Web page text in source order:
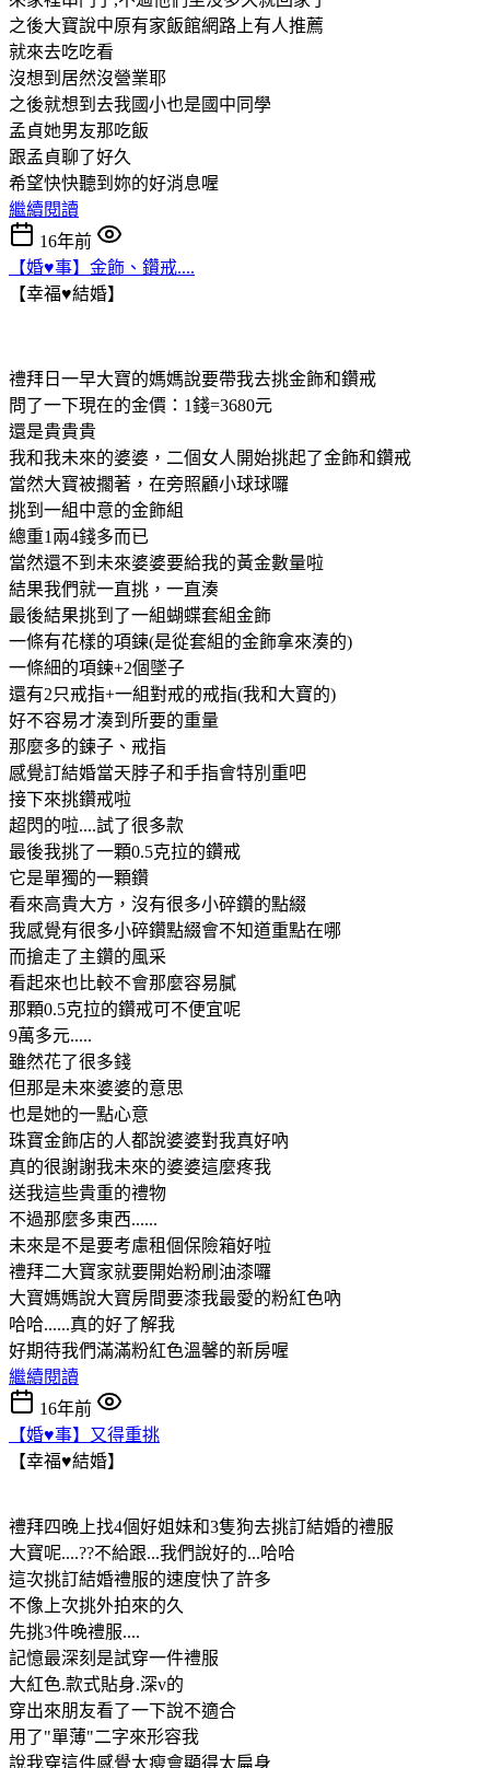
之後大寶說中原有家飯館網路上有人推薦
就來去吃吃看
沒想到居然沒營業耶
之後就想到去我國小也是國中同學
孟貞她男友那吃飯
跟孟貞聊了好久
希望快快聽到妳的好消息喔
繼續閱讀
16年前
【婚♥事】金飾、鑽戒....
【幸福♥結婚】
禮拜日一早大寶的媽媽說要帶我去挑金飾和鑽戒
問了一下現在的金價：1錢=3680元
還是貴貴貴
我和我未來的婆婆，二個女人開始挑起了金飾和鑽戒
當然大寶被擱著，在旁照顧小球球囉
挑到一組中意的金飾組
總重1兩4錢多而已
當然還不到未來婆婆要給我的黃金數量啦
結果我們就一直挑，一直湊
最後結果挑到了一組蝴蝶套組金飾
一條有花樣的項鍊(是從套組的金飾拿來湊的)
一條細的項鍊+2個墜子
還有2只戒指+一組對戒的戒指(我和大寶的)
好不容易才湊到所要的重量
那麼多的鍊子、戒指
感覺訂結婚當天脖子和手指會特別重吧
接下來挑鑽戒啦
超閃的啦....試了很多款
最後我挑了一顆0.5克拉的鑽戒
它是單獨的一顆鑽
看來高貴大方，沒有很多小碎鑽的點綴
我感覺有很多小碎鑽點綴會不知道重點在哪
而搶走了主鑽的風采
看起來也比較不會那麼容易膩
那顆0.5克拉的鑽戒可不便宜呢
9萬多元.....
雖然花了很多錢
但那是未來婆婆的意思
也是她的一點心意
珠寶金飾店的人都說婆婆對我真好吶
真的很謝謝我未來的婆婆這麼疼我
送我這些貴重的禮物
不過那麼多東西......
未來是不是要考慮租個保險箱好啦
禮拜二大寶家就要開始粉刷油漆囉
大寶媽媽說大寶房間要漆我最愛的粉紅色吶
哈哈......真的好了解我
好期待我們滿滿粉紅色溫馨的新房喔
繼續閱讀
16年前
【婚♥事】又得重挑
【幸福♥結婚】
禮拜四晚上找4個好姐妹和3隻狗去挑訂結婚的禮服
大寶呢....??不給跟...我們說好的...哈哈
這次挑訂結婚禮服的速度快了許多
不像上次挑外拍來的久
先挑3件晚禮服....
記憶最深刻是試穿一件禮服
大紅色.款式貼身.深v的
穿出來朋友看了一下說不適合
用了"單薄"二字來形容我
說我穿這件感覺太瘦會顯得太扁身